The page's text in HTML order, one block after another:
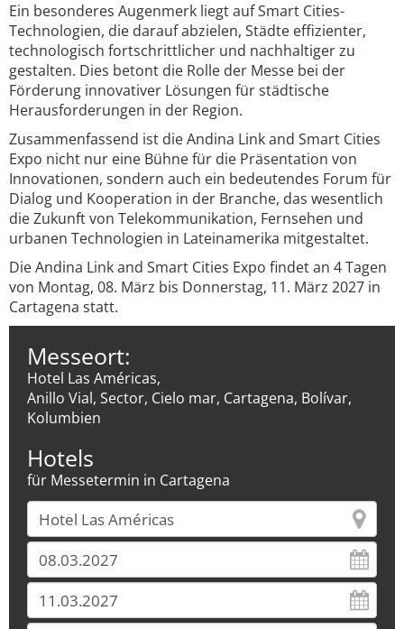
Ein besonderes Augenmerk liegt auf Smart Cities-
Technologien, die darauf abzielen, Städte effizienter,
technologisch fortschrittlicher und nachhaltiger zu
gestalten. Dies betont die Rolle der Messe bei der
Förderung innovativer Lösungen für städtische
Herausforderungen in der Region.
Zusammenfassend ist die Andina Link and Smart Cities
Expo nicht nur eine Bühne für die Präsentation von
Innovationen, sondern auch ein bedeutendes Forum für
Dialog und Kooperation in der Branche, das wesentlich
die Zukunft von Telekommunikation, Fernsehen und
urbanen Technologien in Lateinamerika mitgestaltet.
Die Andina Link and Smart Cities Expo findet an 4 Tagen
von Montag, 08. März bis Donnerstag, 11. März 2027 in
Cartagena statt.
Messeort:
Hotel Las Américas,
Anillo Vial, Sector, Cielo mar, Cartagena, Bolívar,
Kolumbien
Hotels
für Messetermin in Cartagena